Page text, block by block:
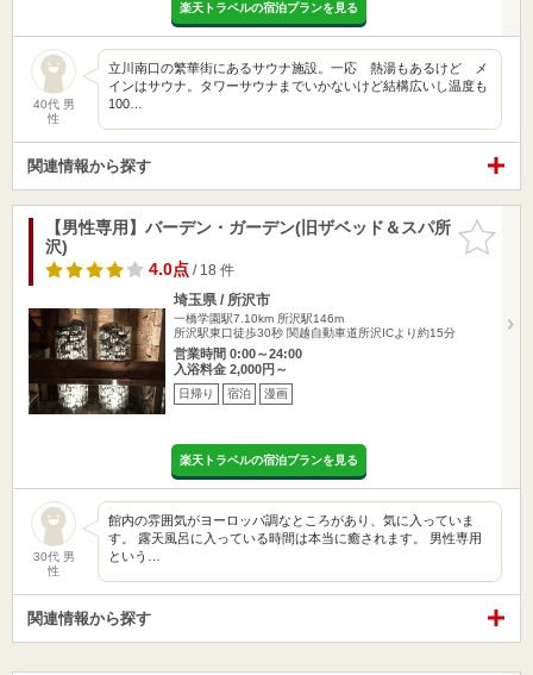
楽天トラベルの宿泊プランを見る
40代 男
性
立川南口の繁華街にあるサウナ施設。一応 熱湯もあるけど メ
インはサウナ。タワーサウナまでいかないけど結構広いし温度も
100…
関連情報から探す
お気に入
りに追加
【男性専用】バーデン・ガーデン(旧ザベッド＆スパ所
沢)
4.0点/ 18 件
埼玉県 / 所沢市
一橋学園駅7.10km 所沢駅146m
所沢駅東口徒歩30秒 関越自動車道所沢ICより約15分
営業時間 0:00～24:00
入浴料金 2,000円～
日帰り 宿泊 漫画
楽天トラベルの宿泊プランを見る
30代 男
性
館内の雰囲気がヨーロッパ調なところがあり、気に入っていま
す。 露天風呂に入っている時間は本当に癒されます。 男性専用
という…
関連情報から探す